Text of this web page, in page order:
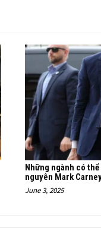
Những ngành có
nguyên Mark
June 3, 2025